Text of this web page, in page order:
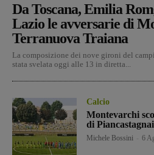
Da Toscana, Emilia
Lazio le avversarie di
Terranuova Traiana
La composizione dei nove gironi del
stata svelata oggi alle 13 in diretta...
Calcio
Montevarchi
di
Michele Bossini 6